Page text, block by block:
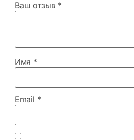
Ваш отзыв *
Имя *
Email *